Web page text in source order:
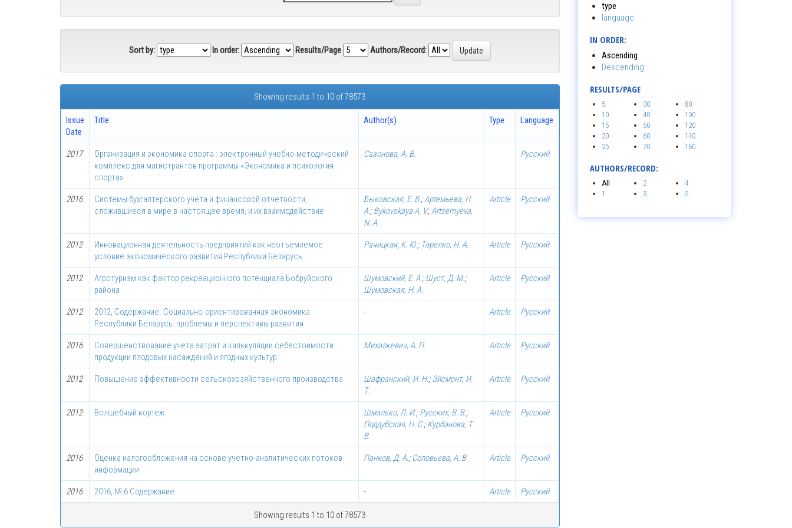
Sort by: In order: Results/Page Authors/Record:
Showing results 1 to 10 of 78573
Issue
Date
Title Author(s) Type Language
2017
Организация и экономика спорта : электронный учебно-методический
комплекс для магистрантов программы «Экономика и психология
спорта»
Сазонова, А. В. Русский
2016
Системы бухгалтерского учета и финансовой отчетности,
сложившиеся в мире в настоящее время, и их взаимодействие
Быковская, Е. В.;Артемьева, Н.
А.;Bykovskaya A. V.;Artsemyeva,
N. A.
Article Русский
2012
Инновационная деятельность предприятий как неотъемлемое
условие экономического развития Республики Беларусь
Рачицкая, К. Ю.; Тарелко, Н. А. Article Русский
2012
Агротуризм как фактор рекреационного потенциала Бобруйского
района
Шумовский, Е. А.;Шуст, Д. М.;
Шумовская, Н. А.
Article Русский
2012
2012, Содержание. Социально-ориентированная экономика
Республики Беларусь: проблемы и перспективы развития
- Article Русский
2016
Совершенствование учета затрат и калькуляции себестоимости
продукции плодовых насаждений и ягодных культур
Михалкевич, А. П. Article Русский
2012 Повышение эффективности сельскохозяйственного производства Шафранский, И. Н.;Эйсмонт, И.
Т.
Article Русский
2012 Волшебный кортеж Шмалько, Л. И.;Русских, В. В.;
Поддубская, Н. С.;Курбанова, Т.
В.
Article Русский
2016
Оценка налогообложения на основе учетно-аналитических потоков
информации
Панков, Д. А.;Соловьева, А. В. Article Русский
2016 2016, № 6 Содержание - Article Русский
Showing results 1 to 10 of 78573
type
language
IN ORDER:
Ascending
Descending
RESULTS/PAGE
5
10
15
20
25
30
40
50
60
70
80
100
120
140
160
AUTHORS/RECORD:
All
1
2
3
4
5